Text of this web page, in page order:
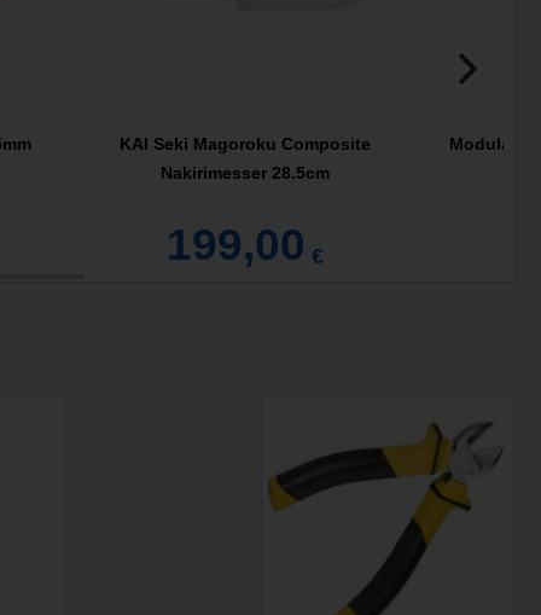
KAI Seki Magoroku Composite
Nakirimesser 28.5cm
199,00 €